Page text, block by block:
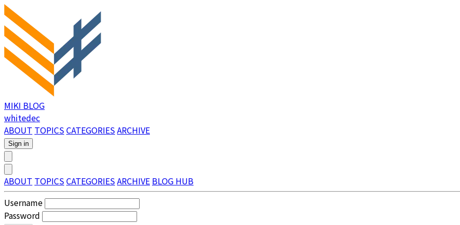
MIKI BLOG
whitedec
ABOUT TOPICSCATEGORIESARCHIVE
Sign in
ABOUT TOPICSCATEGORIESARCHIVE BLOG HUB
Username
Password